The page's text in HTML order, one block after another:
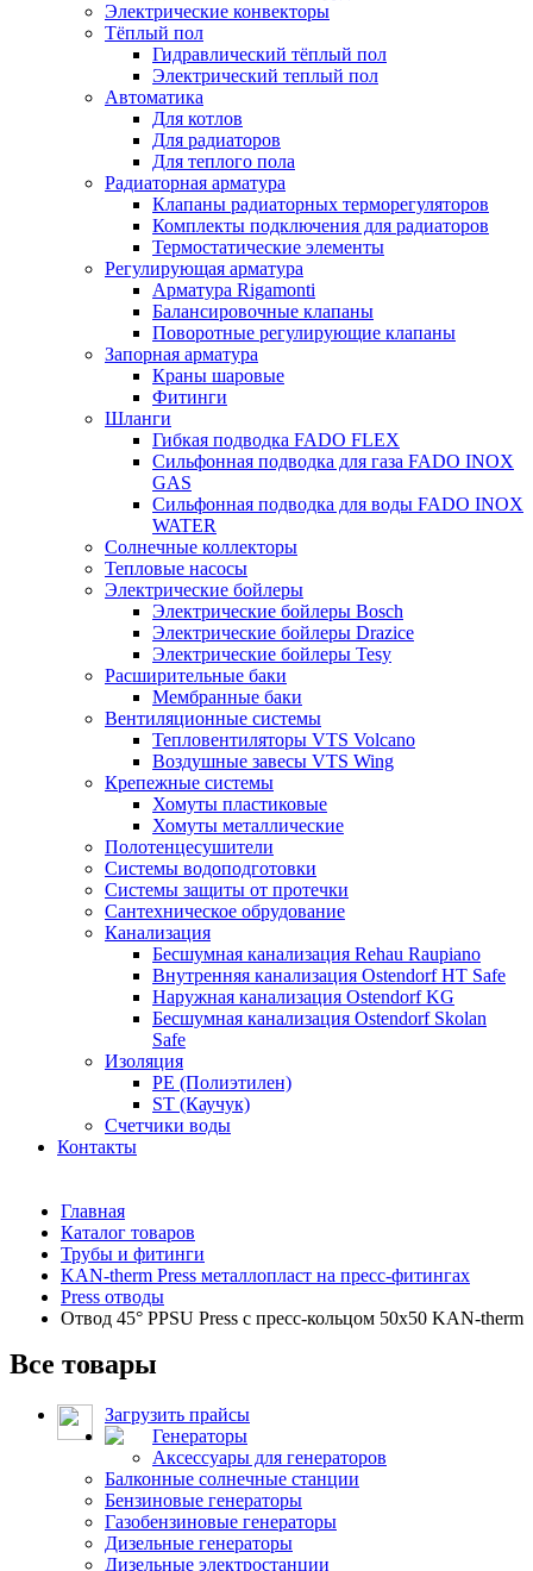
Электрические конвекторы
Тёплый пол
Гидравлический тёплый пол
Электрический теплый пол
Автоматика
Для котлов
Для радиаторов
Для теплого пола
Радиаторная арматура
Клапаны радиаторных терморегуляторов
Комплекты подключения для радиаторов
Термостатические элементы
Регулирующая арматура
Арматура Rigamonti
Балансировочные клапаны
Поворотные регулирующие клапаны
Запорная арматура
Краны шаровые
Фитинги
Шланги
Гибкая подводка FADO FLEX
Сильфонная подводка для газа FADO INOX
GAS
Сильфонная подводка для воды FADO INOX
WATER
Солнечные коллекторы
Тепловые насосы
Электрические бойлеры
Электрические бойлеры Bosch
Электрические бойлеры Drazice
Электрические бойлеры Tesy
Расширительные баки
Мембранные баки
Вентиляционные системы
Тепловентиляторы VTS Volcano
Воздушные завесы VTS Wing
Крепежные системы
Хомуты пластиковые
Хомуты металлические
Полотенцесушители
Системы водоподготовки
Системы защиты от протечки
Сантехническое обрудование
Канализация
Бесшумная канализация Rehau Raupiano
Внутренняя канализация Ostendorf HT Safe
Наружная канализация Ostendorf KG
Бесшумная канализация Ostendorf Skolan
Safe
Изоляция
PE (Полиэтилен)
ST (Каучук)
Счетчики воды
Контакты
Главная
Каталог товаров
Трубы и фитинги
KAN-therm Рress металлопласт на пресс-фитингах
Press отводы
Отвод 45° PPSU Press c пресс-кольцом 50x50 KAN-therm
Все товары
Загрузить прайсы
Генераторы
Аксессуары для генераторов
Балконные солнечные станции
Бензиновые генераторы
Газобензиновые генераторы
Дизельные генераторы
Дизельные электростанции